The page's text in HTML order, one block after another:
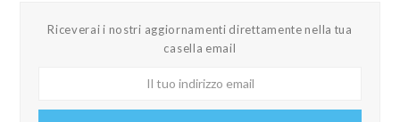
Riceverai i nostri aggiornamenti direttamente nella tua
casella email